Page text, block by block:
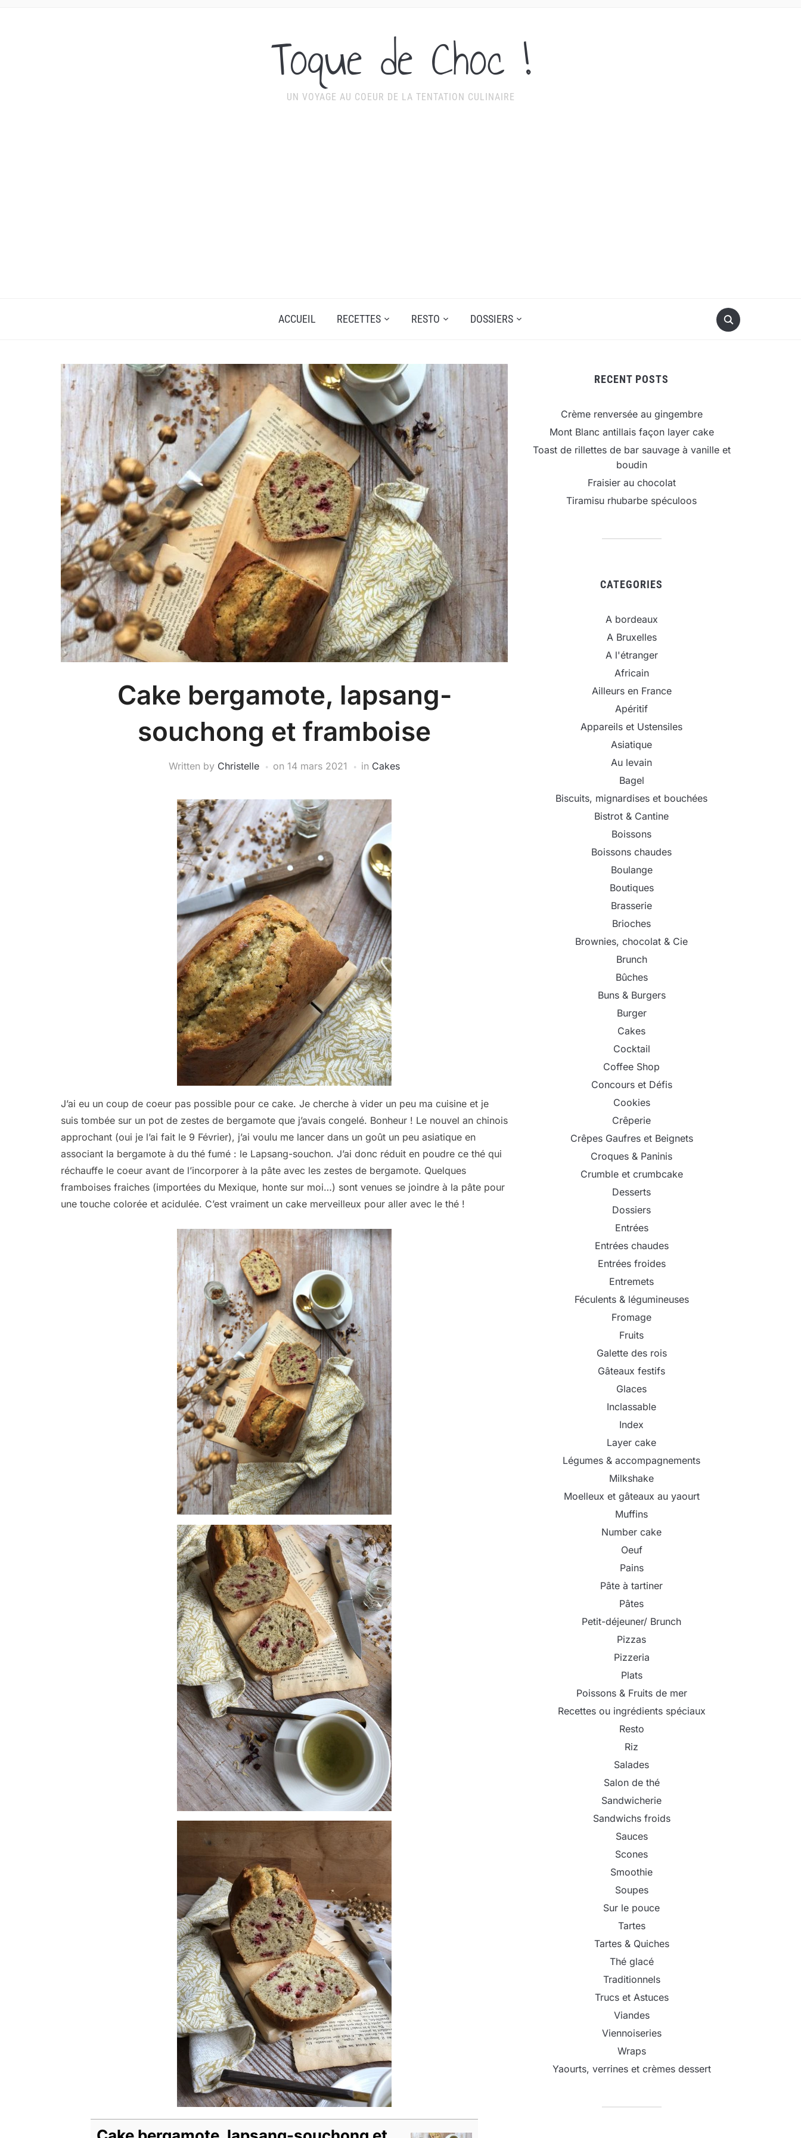
Toque de Choc !
UN VOYAGE AU COEUR DE LA TENTATION CULINAIRE
ACCUEIL RECETTES RESTO DOSSIERS
Cake bergamote, lapsang-
souchong et framboise
Written by Christelle on 14 mars 2021 in Cakes
J’ai eu un coup de coeur pas possible pour ce cake. Je cherche à vider un peu ma cuisine et je
suis tombée sur un pot de zestes de bergamote que j’avais congelé. Bonheur ! Le nouvel an chinois
approchant (oui je l’ai fait le 9 Février), j’ai voulu me lancer dans un goût un peu asiatique en
associant la bergamote à du thé fumé : le Lapsang-souchon. J’ai donc réduit en poudre ce thé qui
réchauffe le coeur avant de l’incorporer à la pâte avec les zestes de bergamote. Quelques
framboises fraiches (importées du Mexique, honte sur moi…) sont venues se joindre à la pâte pour
une touche colorée et acidulée. C’est vraiment un cake merveilleux pour aller avec le thé !
RECENT POSTS
Crème renversée au gingembre
Mont Blanc antillais façon layer cake
Toast de rillettes de bar sauvage à vanille et
boudin
Fraisier au chocolat
Tiramisu rhubarbe spéculoos
CATEGORIES
A bordeaux
A Bruxelles
A l'étranger
Africain
Ailleurs en France
Apéritif
Appareils et Ustensiles
Asiatique
Au levain
Bagel
Biscuits, mignardises et bouchées
Bistrot & Cantine
Boissons
Boissons chaudes
Boulange
Boutiques
Brasserie
Brioches
Brownies, chocolat & Cie
Brunch
Bûches
Buns & Burgers
Burger
Cakes
Cocktail
Coffee Shop
Concours et Défis
Cookies
Crêperie
Crêpes Gaufres et Beignets
Croques & Paninis
Crumble et crumbcake
Desserts
Dossiers
Entrées
Entrées chaudes
Entrées froides
Entremets
Féculents & légumineuses
Fromage
Fruits
Galette des rois
Gâteaux festifs
Glaces
Inclassable
Index
Layer cake
Légumes & accompagnements
Milkshake
Moelleux et gâteaux au yaourt
Muffins
Number cake
Oeuf
Pains
Pâte à tartiner
Pâtes
Petit-déjeuner/ Brunch
Pizzas
Pizzeria
Plats
Poissons & Fruits de mer
Recettes ou ingrédients spéciaux
Resto
Riz
Salades
Salon de thé
Sandwicherie
Sandwichs froids
Sauces
Scones
Smoothie
Soupes
Sur le pouce
Tartes
Tartes & Quiches
Thé glacé
Traditionnels
Trucs et Astuces
Viandes
Viennoiseries
Wraps
Yaourts, verrines et crèmes dessert